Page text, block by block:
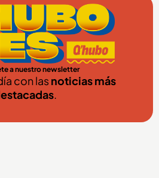
a nuestro newsletter
con lasnoticias más